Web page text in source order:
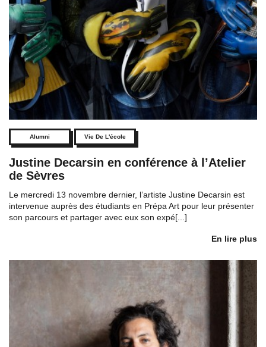
Alumni Vie De L'école
Justine Decarsin en conférence à l’Atelier
de Sèvres
Le mercredi 13 novembre dernier, l’artiste Justine Decarsin est
intervenue auprès des étudiants en Prépa Art pour leur présenter
son parcours et partager avec eux son expé[...]
En lire plus